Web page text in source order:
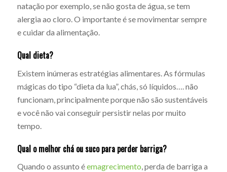
natação por exemplo, se não gosta de água, se tem
alergia ao cloro. O importante é se movimentar sempre
e cuidar da alimentação.
Qual dieta?
Existem inúmeras estratégias alimentares. As fórmulas
mágicas do tipo “dieta da lua”, chás, só líquidos…. não
funcionam, principalmente porque não são sustentáveis
e você não vai conseguir persistir nelas por muito
tempo.
Qual o melhor chá ou suco para perder barriga?
Quando o assunto éemagrecimento, perda de barriga a